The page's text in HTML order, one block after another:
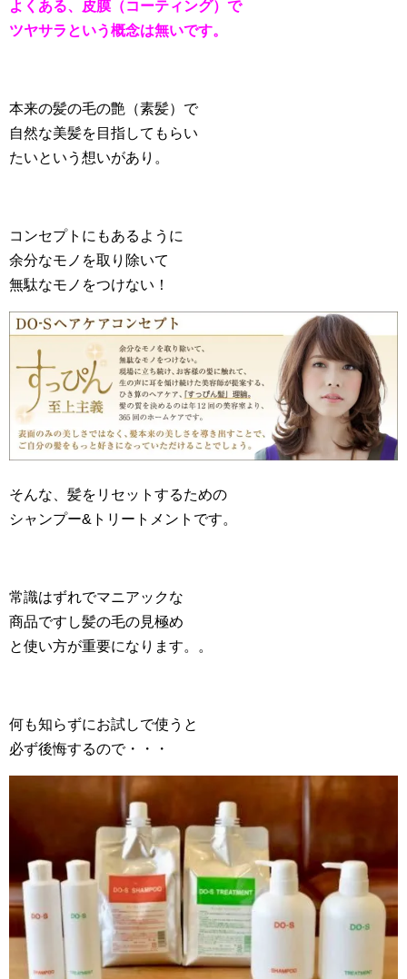
よくある、皮膜（コーティング）で
ツヤサラという概念は無いです。
本来の髪の毛の艶（素髪）で
自然な美髪を目指してもらい
たいという想いがあり。
コンセプトにもあるように
余分なモノを取り除いて
無駄なモノをつけない！
そんな、髪をリセットするための
シャンプー&トリートメントです。
常識はずれでマニアックな
商品ですし髪の毛の見極め
と使い方が重要になります。。
何も知らずにお試しで使うと
必ず後悔するので・・・